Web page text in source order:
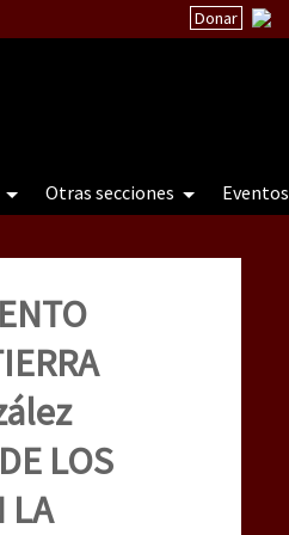
Donar
Otras secciones Eventos
natureza e a natureza sob cerco)
LOS
LA